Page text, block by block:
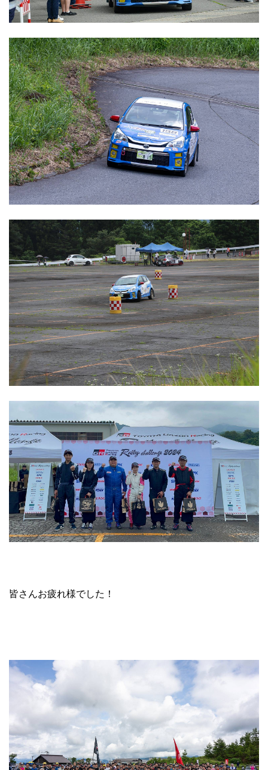
皆さんお疲れ様でした！